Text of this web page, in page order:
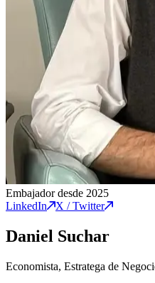
Embajador desde 2025
LinkedIn
X / Twitter
Daniel Suchar
Economista, Estratega de